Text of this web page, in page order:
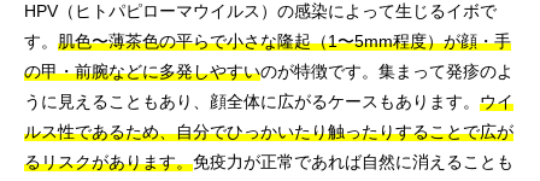
HPV（ヒトパピローマウイルス）の感染によって生じるイボで
す。 肌色〜薄茶色の平らで小さな隆起（1〜5mm程度）が顔・手
の甲・前腕などに多発しやすいのが特徴です。集まって発疹のよ
うに見えることもあり、顔全体に広がるケースもあります。 ウイ
ルス性であるため、自分でひっかいたり触ったりすることで広が
るリスクがあります。免疫力が正常であれば自然に消えることも